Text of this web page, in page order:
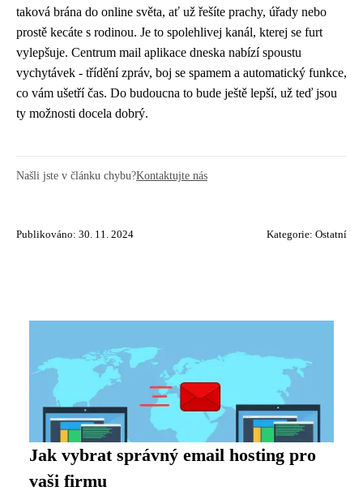
taková brána do online světa, ať už řešíte prachy, úřady nebo
prostě kecáte s rodinou. Je to spolehlivej kanál, kterej se furt
vylepšuje. Centrum mail aplikace dneska nabízí spoustu
vychytávek - třídění zpráv, boj se spamem a automatický funkce,
co vám ušetří čas. Do budoucna to bude ještě lepší, už teď jsou
ty možnosti docela dobrý.
Našli jste v článku chybu?Kontaktujte nás
Publikováno: 30. 11. 2024 Kategorie: Ostatní
Jak vybrat správný email hosting pro
vaši firmu